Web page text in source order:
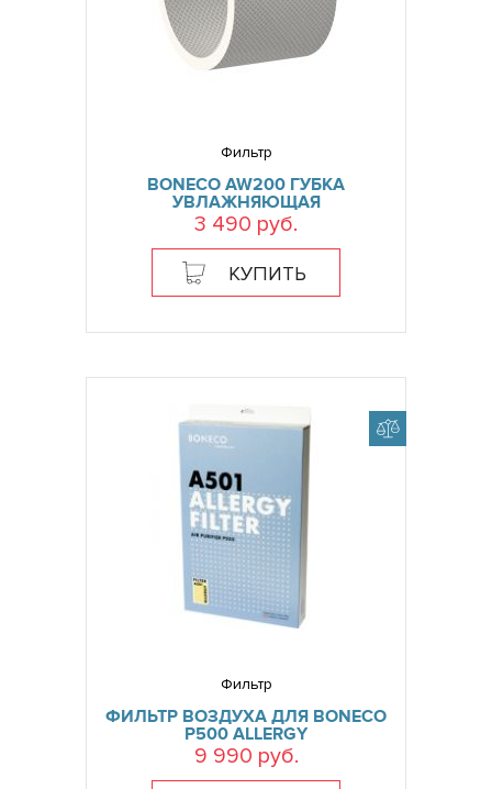
Фильтр
BONECO AW200 ГУБКА
УВЛАЖНЯЮЩАЯ
3 490 руб.
КУПИТЬ
Фильтр
ФИЛЬТР ВОЗДУХА ДЛЯ BONECO
P500 ALLERGY
9 990 руб.